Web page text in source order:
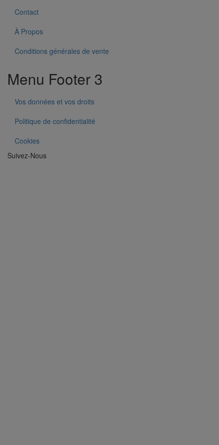
Contact
À Propos
Conditions générales de vente
Menu Footer 3
Vos données et vos droits
Politique de confidentialité
Cookies
Suivez-Nous